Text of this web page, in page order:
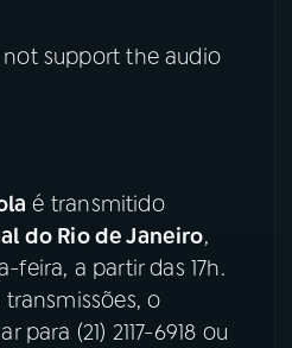
not support the audio
é transmitido
do Rio de Janeiro,
feira, a partir das 17h.
o
para (21) 2117-6918 ou